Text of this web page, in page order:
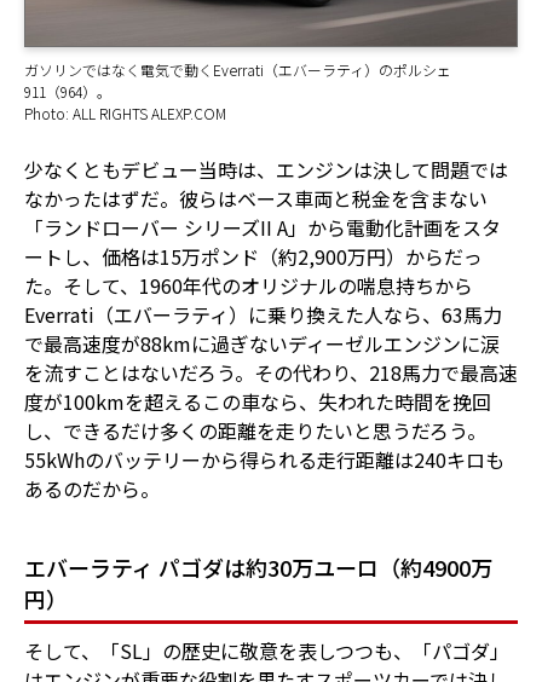
ガソリンではなく電気で動くEverrati（エバーラティ）のポルシェ
911（964）。
Photo: ALL RIGHTS ALEXP.COM
少なくともデビュー当時は、エンジンは決して問題では
なかったはずだ。彼らはベース車両と税金を含まない
「ランドローバー シリーズII A」から電動化計画をスタ
ートし、価格は15万ポンド（約2,900万円）からだっ
た。そして、1960年代のオリジナルの喘息持ちから
Everrati（エバーラティ）に乗り換えた人なら、63馬力
で最高速度が88kmに過ぎないディーゼルエンジンに涙
を流すことはないだろう。その代わり、218馬力で最高速
度が100kmを超えるこの車なら、失われた時間を挽回
し、できるだけ多くの距離を走りたいと思うだろう。
55kWhのバッテリーから得られる走行距離は240キロも
あるのだから。
エバーラティ パゴダは約30万ユーロ（約4900万
円）
そして、「SL」の歴史に敬意を表しつつも、「パゴダ」